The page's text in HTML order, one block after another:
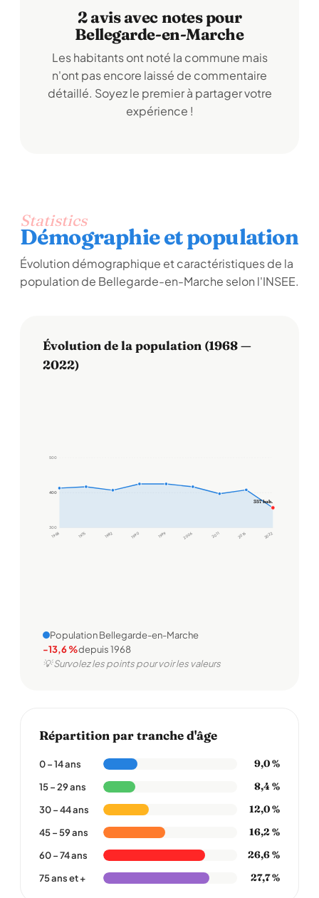
2 avis avec notes pour
Bellegarde-en-Marche
Les habitants ont noté la commune mais
n'ont pas encore laissé de commentaire
détaillé. Soyez le premier à partager votre
expérience !
Statistics
Démographie et population
Évolution démographique et caractéristiques de la
population de Bellegarde-en-Marche selon l'INSEE.
Évolution de la population (1968 —
2022)
300
400
400
500
1968 1975 1982 1990 1999 2006 2011 2016 2022
357 hab.
Population Bellegarde-en-Marche
-13,6 %depuis 1968
💡 Survolez les points pour voir les valeurs
Répartition par tranche d'âge
0 – 14 ans 9,0 %
15 – 29 ans 8,4 %
30 – 44 ans 12,0 %
45 – 59 ans 16,2 %
60 – 74 ans 26,6 %
75 ans et + 27,7 %